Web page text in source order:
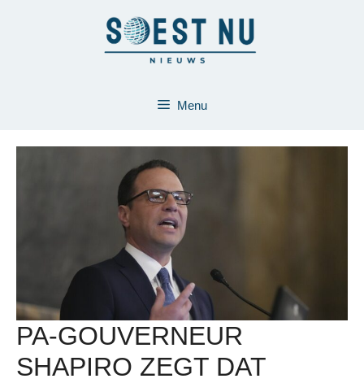
Menu
PA-GOUVERNEUR
SHAPIRO ZEGT DAT